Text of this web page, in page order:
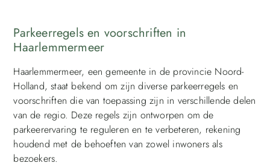
Parkeerregels en voorschriften in
Haarlemmermeer
Haarlemmermeer, een gemeente in de provincie Noord-
Holland, staat bekend om zijn diverse parkeerregels en
voorschriften die van toepassing zijn in verschillende delen
van de regio. Deze regels zijn ontworpen om de
parkeerervaring te reguleren en te verbeteren, rekening
houdend met de behoeften van zowel inwoners als
bezoekers.